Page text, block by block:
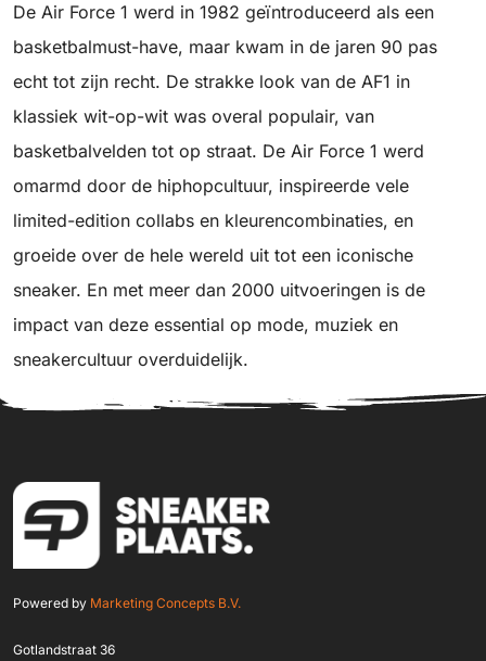
De Air Force 1 werd in 1982 geïntroduceerd als een
basketbalmust-have, maar kwam in de jaren 90 pas
echt tot zijn recht. De strakke look van de AF1 in
klassiek wit-op-wit was overal populair, van
basketbalvelden tot op straat. De Air Force 1 werd
omarmd door de hiphopcultuur, inspireerde vele
limited-edition collabs en kleurencombinaties, en
groeide over de hele wereld uit tot een iconische
sneaker. En met meer dan 2000 uitvoeringen is de
impact van deze essential op mode, muziek en
sneakercultuur overduidelijk.
Powered by Marketing Concepts B.V.
Gotlandstraat 36